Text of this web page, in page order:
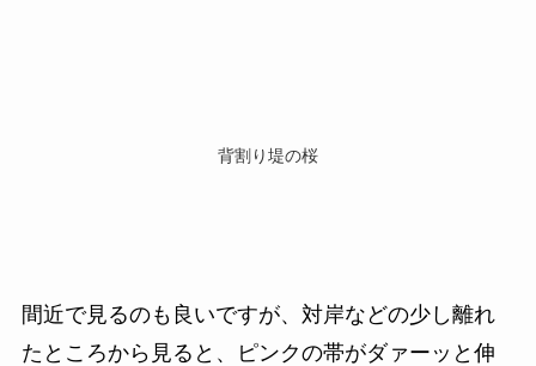
背割り堤の桜
間近で見るのも良いですが、対岸などの少し離れ
たところから見ると、ピンクの帯がダァーッと伸